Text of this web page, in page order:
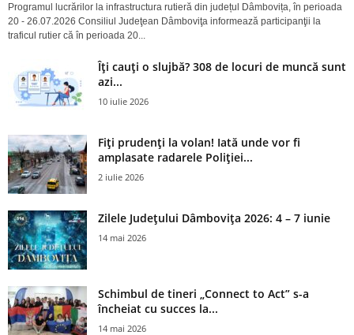
Programul lucrărilor la infrastructura rutieră din județul Dâmbovița, în perioada
20 - 26.07.2026 Consiliul Judeţean Dâmboviţa informează participanţii la
traficul rutier că în perioada 20...
Îți cauți o slujbă? 308 de locuri de muncă sunt
azi...
10 iulie 2026
Fiți prudenți la volan! Iată unde vor fi
amplasate radarele Poliției...
2 iulie 2026
Zilele Județului Dâmbovița 2026: 4 – 7 iunie
14 mai 2026
Schimbul de tineri „Connect to Act” s-a
încheiat cu succes la...
14 mai 2026